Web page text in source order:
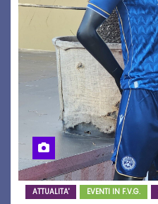
ATTUALITA' EVENTI IN F.V.G.